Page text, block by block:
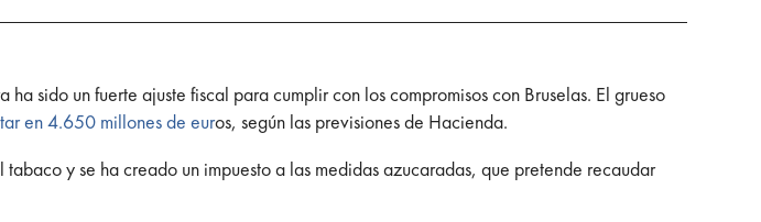
sido un fuerte ajuste fiscal para cumplir con los compromisos con Bruselas. El grueso
en 4.650 millones de euros, según las previsiones de Hacienda.
y se ha creado un impuesto a las medidas azucaradas, que pretende recaudar